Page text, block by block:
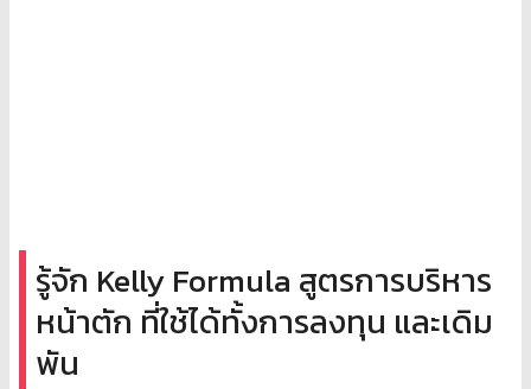
รู้จัก Kelly Formula สูตรการบริหาร
หน้าตัก ที่ใช้ได้ทั้งการลงทุน และเดิม
พัน